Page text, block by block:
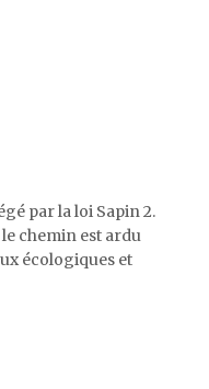
par la loi Sapin 2.
chemin est ardu
écologiques et